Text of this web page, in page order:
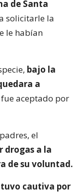
de Santa
solicitarle la
le habían
bajo la
a
aceptado por
el
drogas a la
de su voluntad.
cautiva por